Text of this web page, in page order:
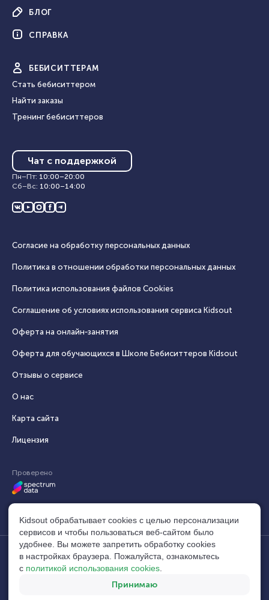
БЛОГ
СПРАВКА
БЕБИ СИТТЕРАМ
Стать бебиситтером
Найти заказы
Тренинг бебиситтеров
Чат с поддержкой
Пн–Пт: 10:00–20:00
Сб–Вс: 10:00–14:00
Согласие на обработку персональных данных
Политика в отношении обработки персональных данных
Политика использования файлов Cookies
Соглашение об условиях использования сервиса Кidsout
Оферта на онлайн‑занятия
Оферта для обучающихся в Школе Бебиситтеров Kidsout
Отзывы о сервисе
О нас
Карта сайта
Лицензия
Проверено
© 2014–2026, Кидсаут®. Все права защищены.
Свидетельство №1104534 (10.04.2025)
build:
Kidsout обрабатывает cookies с целью персонализации
сервисов и чтобы пользоваться веб-сайтом было
удобнее. Вы можете запретить обработку сookies
в настройках браузера. Пожалуйста, ознакомьтесь
с политикой использования cookies
Принимаю